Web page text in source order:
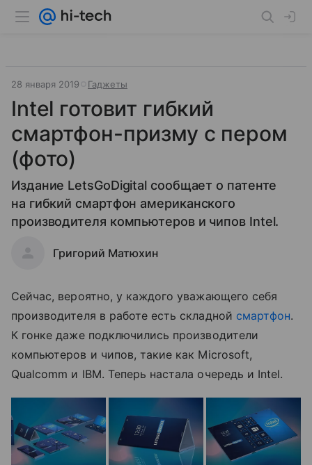
28 января 2019 Гаджеты
Intel готовит гибкий
смартфон-призму с пером
(фото)
Издание LetsGoDigital сообщает о патенте
на гибкий смартфон американского
производителя компьютеров и чипов Intel.
Григорий Матюхин
Сейчас, вероятно, у каждого уважающего себя
производителя в работе есть складной смартфон.
К гонке даже подключились производители
компьютеров и чипов, такие как Microsoft,
Qualcomm и IBM. Теперь настала очередь и Intel.